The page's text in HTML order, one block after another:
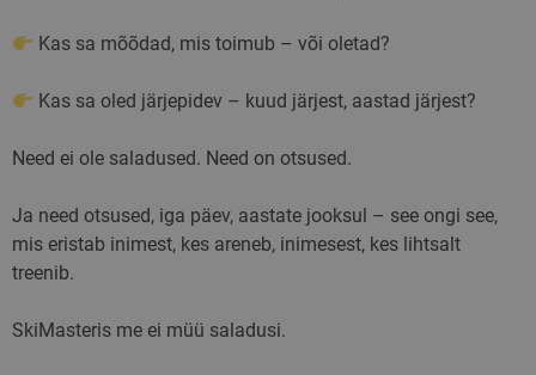
Kas sa mõõdad, mis toimub – või oletad?
Kas sa oled järjepidev – kuud järjest, aastad järjest?
Need ei ole saladused. Need on otsused.
Ja need otsused, iga päev, aastate jooksul – see ongi see,
mis eristab inimest, kes areneb, inimesest, kes lihtsalt
treenib.
SkiMasteris me ei müü saladusi.